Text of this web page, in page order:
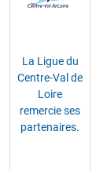
La Ligue du
Centre-Val de
Loire
remercie ses
partenaires.